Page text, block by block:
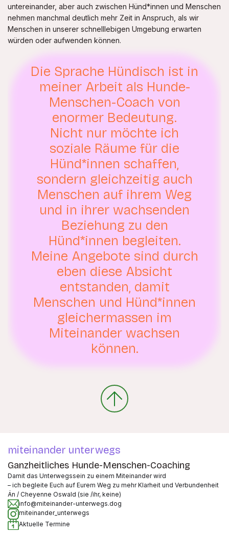
untereinander, aber auch zwischen Hünd*innen und Menschen
nehmen manchmal deutlich mehr Zeit in Anspruch, als wir
Menschen in unserer schnelllebigen Umgebung erwarten
würden oder aufwenden können.
Die Sprache Hündisch ist in
meiner Arbeit als Hunde-
Menschen-Coach von
enormer Bedeutung.
Nicht nur möchte ich
soziale Räume für die
Hünd*innen schaffen,
sondern gleichzeitig auch
Menschen auf ihrem Weg
und in ihrer wachsenden
Beziehung zu den
Hünd*innen begleiten.
Meine Angebote sind durch
eben diese Absicht
entstanden, damit
Menschen und Hünd*innen
gleichermassen im
Miteinander wachsen
können.
miteinander unterwegs
Ganzheitliches Hunde-Menschen-Coaching
Damit das Unterwegssein zu einem Miteinander wird
– ich begleite Euch auf Eurem Weg zu mehr Klarheit und Verbundenheit
Än / Cheyenne Oswald (sie /ihr, keine)
info@miteinander-unterwegs.dog
miteinander_unterwegs
Aktuelle Termine